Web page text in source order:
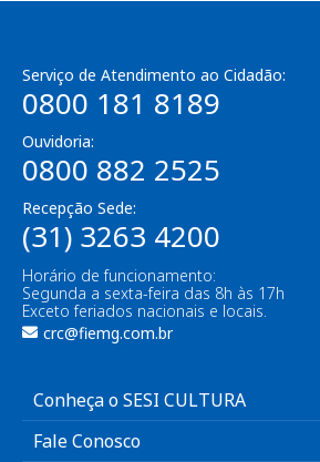
Serviço de Atendimento ao Cidadão:
0800 181 8189
Ouvidoria:
0800 882 2525
Recepção Sede:
(31) 3263 4200
Horário de funcionamento:
Segunda a sexta-feira das 8h às 17h
Exceto feriados nacionais e locais.
crc@fiemg.com.br
Conheça o SESI CULTURA
Fale Conosco